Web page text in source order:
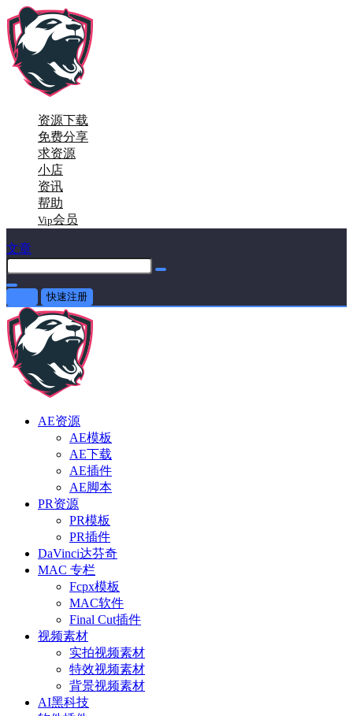
资源下载
免费分享
求资源
小店
资讯
帮助
Vip会员
文章
快速注册
AE资源
AE模板
AE下载
AE插件
AE脚本
PR资源
PR模板
PR插件
DaVinci达芬奇
MAC 专栏
Fcpx模板
MAC软件
Final Cut插件
视频素材
实拍视频素材
特效视频素材
背景视频素材
AI黑科技